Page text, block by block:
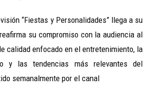
“Fiestas y Personalidades” llega a su
su compromiso con la audiencia al
calidad enfocado en el entretenimiento, la
y las tendencias más relevantes del
semanalmente por el canal